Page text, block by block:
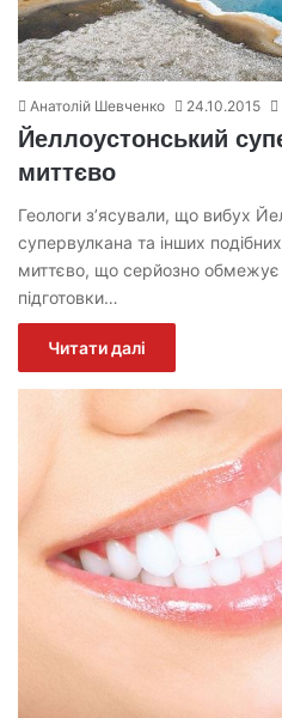
Анатолій Шевченко 24.10.2015
Йеллоустонський
миттєво
Геологи з’ясували, що вибух
супервулкана та інших
миттєво, що серйозно
підготовки…
Читати далі